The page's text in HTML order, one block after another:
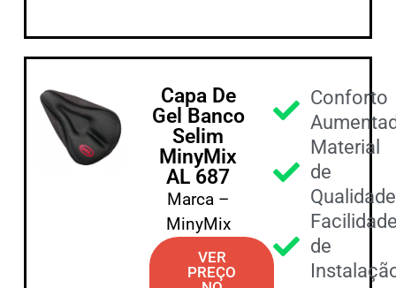
Capa De
Gel Banco
Selim
MinyMix
AL 687
Marca –
MinyMix
VER
PREÇO
Conforto
Material
de
Qualidade
de